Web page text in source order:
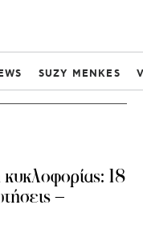
SUZY MENKES
18
–